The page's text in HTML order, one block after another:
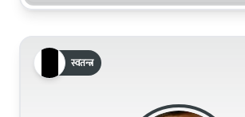
स्वतन्त्र